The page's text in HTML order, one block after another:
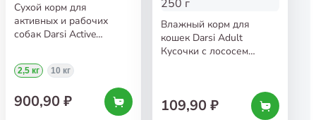
Сухой корм для
активных и рабочих
собак Darsi Active
2,5 кг 10 кг
900,90 ₽
Влажный корм для
кошек Darsi Adult
Кусочки с лососем
109,90 ₽